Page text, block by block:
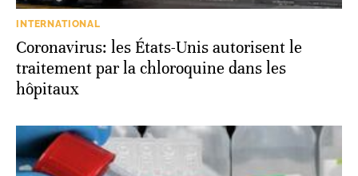
INTERNATIONAL
Coronavirus: les États-Unis autorisent le
traitement par la chloroquine dans les
hôpitaux